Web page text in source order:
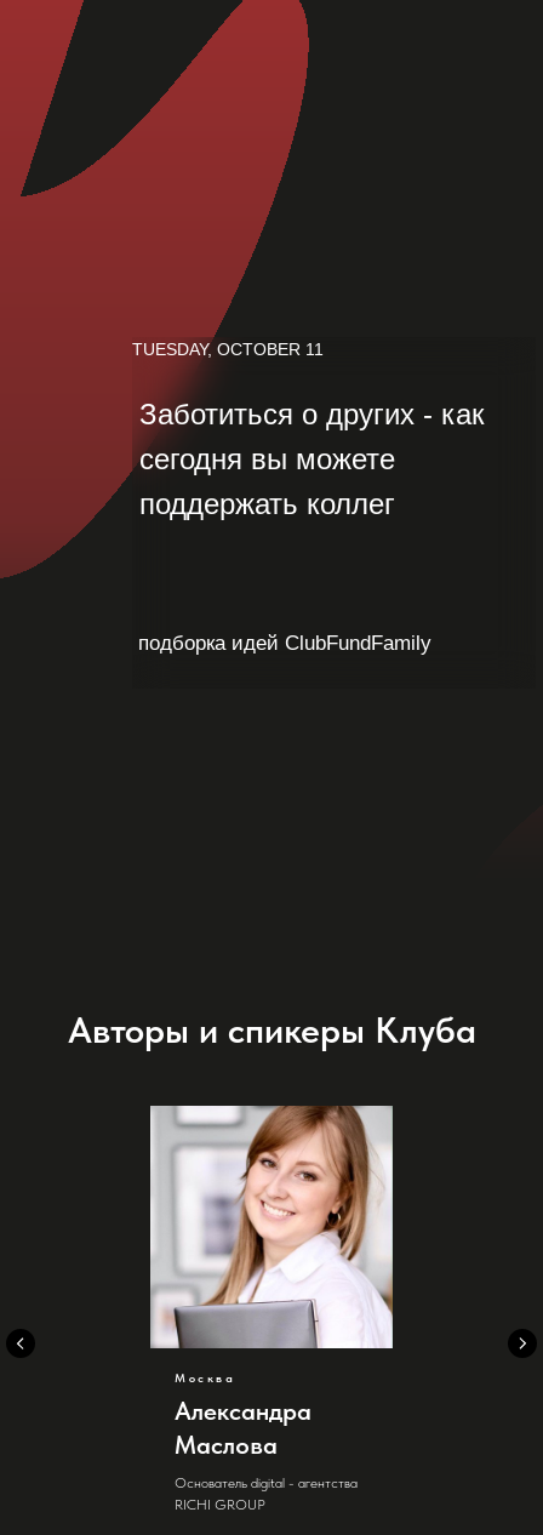
TUESDAY, OCTOBER 11
Заботиться о других - как
сегодня вы можете
поддержать коллег
подборка идей ClubFundFamily
Авторы и спикеры Клуба
Москва
Александра
Маслова
Основатель digital - агентства
RICHI GROUP